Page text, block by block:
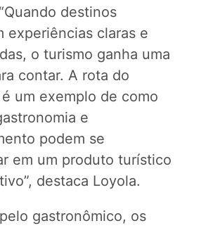
destinos
experiências claras e
o turismo ganha uma
contar. A rota do
um exemplo de como
e
podem se
em um produto turístico
destaca Loyola.
gastronômico, os